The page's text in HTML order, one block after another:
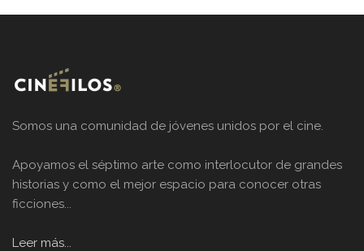
Somos una comunidad de jóvenes unidos por el cine.
Apoyamos el séptimo arte como interlocutor de grandes
historias y como el mejor espacio para conocer otras
ficciones...
Leer más...